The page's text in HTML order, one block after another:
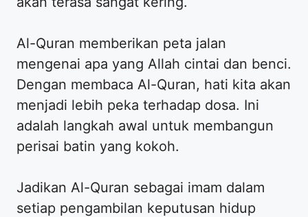
Al-Quran memberikan peta jalan
mengenai apa yang Allah cintai dan benci.
Dengan membaca Al-Quran, hati kita akan
menjadi lebih peka terhadap dosa. Ini
adalah langkah awal untuk membangun
perisai batin yang kokoh.
Jadikan Al-Quran sebagai imam dalam
setiap pengambilan keputusan hidup